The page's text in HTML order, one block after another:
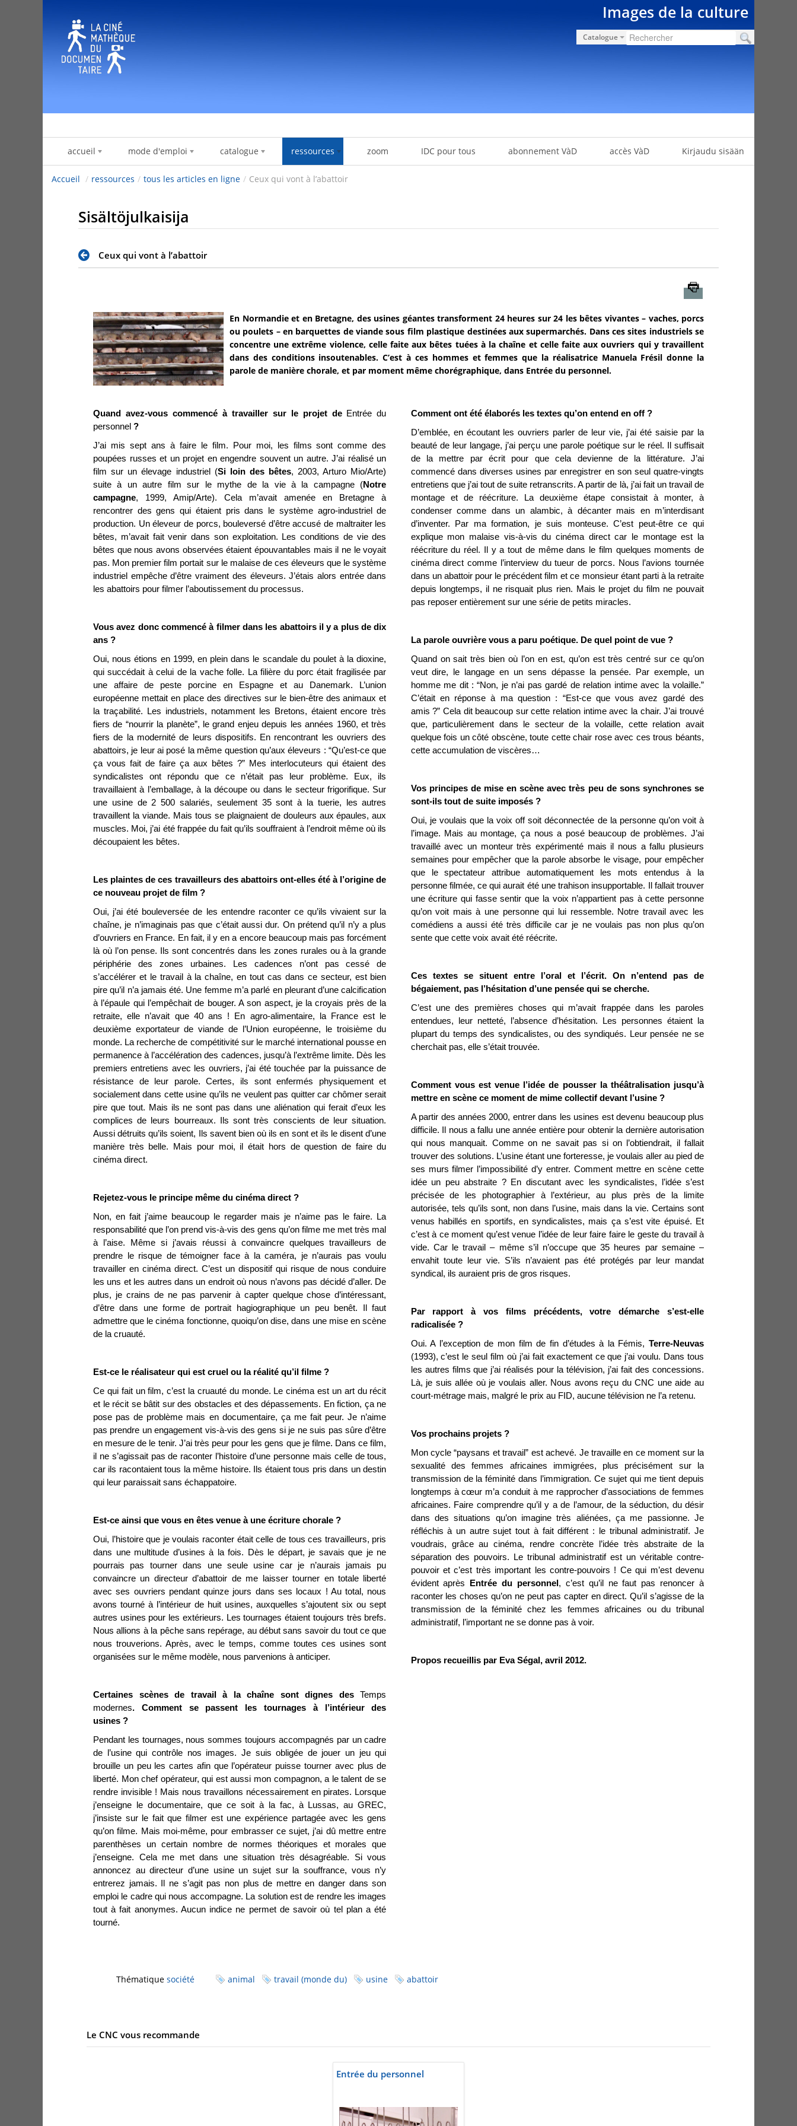
Images de la culture
Catalogue
accueil mode d'emploi catalogue ressources zoom IDC pour tous abonnement VàD accès VàD Kirjaudu sisään
Accueil / ressources / tous les articles en ligne / Ceux qui vont à l’abattoir
Sisältöjulkaisija
Ceux qui vont à l’abattoir
En Normandie et en Bretagne, des usines géantes transforment 24 heures sur 24 les bêtes vivantes – vaches, porcs
ou poulets – en barquettes de viande sous film plastique destinées aux supermarchés. Dans ces sites industriels se
concentre une extrême violence, celle faite aux bêtes tuées à la chaîne et celle faite aux ouvriers qui y travaillent
dans des conditions insoutenables. C’est à ces hommes et femmes que la réalisatrice Manuela Frésil donne la
parole de manière chorale, et par moment même chorégraphique, dans Entrée du personnel.
Quand avez-vous commencé à travailler sur le projet de Entrée du
personnel ?
J’ai mis sept ans à faire le film. Pour moi, les films sont comme des
poupées russes et un projet en engendre souvent un autre. J’ai réalisé un
film sur un élevage industriel (Si loin des bêtes, 2003, Arturo Mio/Arte)
suite à un autre film sur le mythe de la vie à la campagne (Notre
campagne, 1999, Amip/Arte). Cela m’avait amenée en Bretagne à
rencontrer des gens qui étaient pris dans le système agro-industriel de
production. Un éleveur de porcs, bouleversé d’être accusé de maltraiter les
bêtes, m’avait fait venir dans son exploitation. Les conditions de vie des
bêtes que nous avons observées étaient épouvantables mais il ne le voyait
pas. Mon premier film portait sur le malaise de ces éleveurs que le système
industriel empêche d’être vraiment des éleveurs. J’étais alors entrée dans
les abattoirs pour filmer l’aboutissement du processus.
Vous avez donc commencé à filmer dans les abattoirs il y a plus de dix
ans ?
Oui, nous étions en 1999, en plein dans le scandale du poulet à la dioxine,
qui succédait à celui de la vache folle. La filière du porc était fragilisée par
une affaire de peste porcine en Espagne et au Danemark. L’union
européenne mettait en place des directives sur le bien-être des animaux et
la traçabilité. Les industriels, notamment les Bretons, étaient encore très
fiers de “nourrir la planète”, le grand enjeu depuis les années 1960, et très
fiers de la modernité de leurs dispositifs. En rencontrant les ouvriers des
abattoirs, je leur ai posé la même question qu’aux éleveurs : “Qu’est-ce que
ça vous fait de faire ça aux bêtes ?” Mes interlocuteurs qui étaient des
syndicalistes ont répondu que ce n’était pas leur problème. Eux, ils
travaillaient à l’emballage, à la découpe ou dans le secteur frigorifique. Sur
une usine de 2 500 salariés, seulement 35 sont à la tuerie, les autres
travaillent la viande. Mais tous se plaignaient de douleurs aux épaules, aux
muscles. Moi, j’ai été frappée du fait qu’ils souffraient à l’endroit même où ils
découpaient les bêtes.
Les plaintes de ces travailleurs des abattoirs ont-elles été à l’origine de
ce nouveau projet de film ?
Oui, j’ai été bouleversée de les entendre raconter ce qu’ils vivaient sur la
chaîne, je n’imaginais pas que c’était aussi dur. On prétend qu’il n’y a plus
d’ouvriers en France. En fait, il y en a encore beaucoup mais pas forcément
là où l’on pense. Ils sont concentrés dans les zones rurales ou à la grande
périphérie des zones urbaines. Les cadences n’ont pas cessé de
s’accélérer et le travail à la chaîne, en tout cas dans ce secteur, est bien
pire qu’il n’a jamais été. Une femme m’a parlé en pleurant d’une calcification
à l’épaule qui l’empêchait de bouger. A son aspect, je la croyais près de la
retraite, elle n’avait que 40 ans ! En agro-alimentaire, la France est le
deuxième exportateur de viande de l’Union européenne, le troisième du
monde. La recherche de compétitivité sur le marché international pousse en
permanence à l’accélération des cadences, jusqu’à l’extrême limite. Dès les
premiers entretiens avec les ouvriers, j’ai été touchée par la puissance de
résistance de leur parole. Certes, ils sont enfermés physiquement et
socialement dans cette usine qu’ils ne veulent pas quitter car chômer serait
pire que tout. Mais ils ne sont pas dans une aliénation qui ferait d’eux les
complices de leurs bourreaux. Ils sont très conscients de leur situation.
Aussi détruits qu’ils soient, Ils savent bien où ils en sont et ils le disent d’une
manière très belle. Mais pour moi, il était hors de question de faire du
cinéma direct.
Rejetez-vous le principe même du cinéma direct ?
Non, en fait j’aime beaucoup le regarder mais je n’aime pas le faire. La
responsabilité que l’on prend vis-à-vis des gens qu’on filme me met très mal
à l’aise. Même si j’avais réussi à convaincre quelques travailleurs de
prendre le risque de témoigner face à la caméra, je n’aurais pas voulu
travailler en cinéma direct. C’est un dispositif qui risque de nous conduire
les uns et les autres dans un endroit où nous n’avons pas décidé d’aller. De
plus, je crains de ne pas parvenir à capter quelque chose d’intéressant,
d’être dans une forme de portrait hagiographique un peu benêt. Il faut
admettre que le cinéma fonctionne, quoiqu’on dise, dans une mise en scène
de la cruauté.
Est-ce le réalisateur qui est cruel ou la réalité qu’il filme ?
Ce qui fait un film, c’est la cruauté du monde. Le cinéma est un art du récit
et le récit se bâtit sur des obstacles et des dépassements. En fiction, ça ne
pose pas de problème mais en documentaire, ça me fait peur. Je n’aime
pas prendre un engagement vis-à-vis des gens si je ne suis pas sûre d’être
en mesure de le tenir. J’ai très peur pour les gens que je filme. Dans ce film,
il ne s’agissait pas de raconter l’histoire d’une personne mais celle de tous,
car ils racontaient tous la même histoire. Ils étaient tous pris dans un destin
qui leur paraissait sans échappatoire.
Est-ce ainsi que vous en êtes venue à une écriture chorale ?
Oui, l’histoire que je voulais raconter était celle de tous ces travailleurs, pris
dans une multitude d’usines à la fois. Dès le départ, je savais que je ne
pourrais pas tourner dans une seule usine car je n’aurais jamais pu
convaincre un directeur d’abattoir de me laisser tourner en totale liberté
avec ses ouvriers pendant quinze jours dans ses locaux ! Au total, nous
avons tourné à l’intérieur de huit usines, auxquelles s’ajoutent six ou sept
autres usines pour les extérieurs. Les tournages étaient toujours très brefs.
Nous allions à la pêche sans repérage, au début sans savoir du tout ce que
nous trouverions. Après, avec le temps, comme toutes ces usines sont
organisées sur le même modèle, nous parvenions à anticiper.
Certaines scènes de travail à la chaîne sont dignes desTemps
modernes. Comment se passent les tournages à l’intérieur des
usines ?
Pendant les tournages, nous sommes toujours accompagnés par un cadre
de l’usine qui contrôle nos images. Je suis obligée de jouer un jeu qui
brouille un peu les cartes afin que l’opérateur puisse tourner avec plus de
liberté. Mon chef opérateur, qui est aussi mon compagnon, a le talent de se
rendre invisible ! Mais nous travaillons nécessairement en pirates. Lorsque
j’enseigne le documentaire, que ce soit à la fac, à Lussas, au GREC,
j’insiste sur le fait que filmer est une expérience partagée avec les gens
qu’on filme. Mais moi-même, pour embrasser ce sujet, j’ai dû mettre entre
parenthèses un certain nombre de normes théoriques et morales que
j’enseigne. Cela me met dans une situation très désagréable. Si vous
annoncez au directeur d’une usine un sujet sur la souffrance, vous n’y
entrerez jamais. Il ne s’agit pas non plus de mettre en danger dans son
emploi le cadre qui nous accompagne. La solution est de rendre les images
tout à fait anonymes. Aucun indice ne permet de savoir où tel plan a été
tourné.
Comment ont été élaborés les textes qu’on entend en off ?
D’emblée, en écoutant les ouvriers parler de leur vie, j’ai été saisie par la
beauté de leur langage, j’ai perçu une parole poétique sur le réel. Il suffisait
de la mettre par écrit pour que cela devienne de la littérature. J’ai
commencé dans diverses usines par enregistrer en son seul quatre-vingts
entretiens que j’ai tout de suite retranscrits. A partir de là, j’ai fait un travail de
montage et de réécriture. La deuxième étape consistait à monter, à
condenser comme dans un alambic, à décanter mais en m’interdisant
d’inventer. Par ma formation, je suis monteuse. C’est peut-être ce qui
explique mon malaise vis-à-vis du cinéma direct car le montage est la
réécriture du réel. Il y a tout de même dans le film quelques moments de
cinéma direct comme l’interview du tueur de porcs. Nous l’avions tournée
dans un abattoir pour le précédent film et ce monsieur étant parti à la retraite
depuis longtemps, il ne risquait plus rien. Mais le projet du film ne pouvait
pas reposer entièrement sur une série de petits miracles.
La parole ouvrière vous a paru poétique. De quel point de vue ?
Quand on sait très bien où l’on en est, qu’on est très centré sur ce qu’on
veut dire, le langage en un sens dépasse la pensée. Par exemple, un
homme me dit : “Non, je n’ai pas gardé de relation intime avec la volaille.”
C’était en réponse à ma question : “Est-ce que vous avez gardé des
amis ?” Cela dit beaucoup sur cette relation intime avec la chair. J’ai trouvé
que, particulièrement dans le secteur de la volaille, cette relation avait
quelque fois un côté obscène, toute cette chair rose avec ces trous béants,
cette accumulation de viscères…
Vos principes de mise en scène avec très peu de sons synchrones se
sont-ils tout de suite imposés ?
Oui, je voulais que la voix off soit déconnectée de la personne qu’on voit à
l’image. Mais au montage, ça nous a posé beaucoup de problèmes. J’ai
travaillé avec un monteur très expérimenté mais il nous a fallu plusieurs
semaines pour empêcher que la parole absorbe le visage, pour empêcher
que le spectateur attribue automatiquement les mots entendus à la
personne filmée, ce qui aurait été une trahison insupportable. Il fallait trouver
une écriture qui fasse sentir que la voix n’appartient pas à cette personne
qu’on voit mais à une personne qui lui ressemble. Notre travail avec les
comédiens a aussi été très difficile car je ne voulais pas non plus qu’on
sente que cette voix avait été réécrite.
Ces textes se situent entre l’oral et l’écrit. On n’entend pas de
bégaiement, pas l’hésitation d’une pensée qui se cherche.
C’est une des premières choses qui m’avait frappée dans les paroles
entendues, leur netteté, l’absence d’hésitation. Les personnes étaient la
plupart du temps des syndicalistes, ou des syndiqués. Leur pensée ne se
cherchait pas, elle s’était trouvée.
Comment vous est venue l’idée de pousser la théâtralisation jusqu’à
mettre en scène ce moment de mime collectif devant l’usine ?
A partir des années 2000, entrer dans les usines est devenu beaucoup plus
difficile. Il nous a fallu une année entière pour obtenir la dernière autorisation
qui nous manquait. Comme on ne savait pas si on l’obtiendrait, il fallait
trouver des solutions. L’usine étant une forteresse, je voulais aller au pied de
ses murs filmer l’impossibilité d’y entrer. Comment mettre en scène cette
idée un peu abstraite ? En discutant avec les syndicalistes, l’idée s’est
précisée de les photographier à l’extérieur, au plus près de la limite
autorisée, tels qu’ils sont, non dans l’usine, mais dans la vie. Certains sont
venus habillés en sportifs, en syndicalistes, mais ça s’est vite épuisé. Et
c’est à ce moment qu’est venue l’idée de leur faire faire le geste du travail à
vide. Car le travail – même s’il n’occupe que 35 heures par semaine –
envahit toute leur vie. S’ils n’avaient pas été protégés par leur mandat
syndical, ils auraient pris de gros risques.
Par rapport à vos films précédents, votre démarche s’est-elle
radicalisée ?
Oui. A l’exception de mon film de fin d’études à la Fémis, Terre-Neuvas
(1993), c’est le seul film où j’ai fait exactement ce que j’ai voulu. Dans tous
les autres films que j’ai réalisés pour la télévision, j’ai fait des concessions.
Là, je suis allée où je voulais aller. Nous avons reçu du CNC une aide au
court-métrage mais, malgré le prix au FID, aucune télévision ne l’a retenu.
Vos prochains projets ?
Mon cycle “paysans et travail” est achevé. Je travaille en ce moment sur la
sexualité des femmes africaines immigrées, plus précisément sur la
transmission de la féminité dans l’immigration. Ce sujet qui me tient depuis
longtemps à cœur m’a conduit à me rapprocher d’associations de femmes
africaines. Faire comprendre qu’il y a de l’amour, de la séduction, du désir
dans des situations qu’on imagine très aliénées, ça me passionne. Je
réfléchis à un autre sujet tout à fait différent : le tribunal administratif. Je
voudrais, grâce au cinéma, rendre concrète l’idée très abstraite de la
séparation des pouvoirs. Le tribunal administratif est un véritable contre-
pouvoir et c’est très important les contre-pouvoirs ! Ce qui m’est devenu
évident après
Entrée du personnel , c’est qu’il ne faut pas renoncer à
raconter les choses qu’on ne peut pas capter en direct. Qu’il s’agisse de la
transmission de la féminité chez les femmes africaines ou du tribunal
administratif, l’important ne se donne pas à voir.
Propos recueillis par Eva Ségal, avril 2012.
Thématique société animal travail (monde du) usine abattoir
Le CNC vous recommande
Entrée du personnel